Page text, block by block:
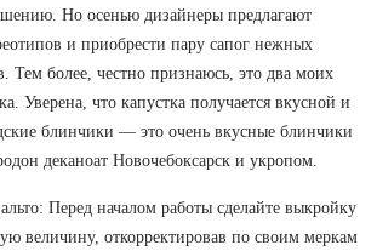
Но осенью дизайнеры предлагают
и приобрести пару сапог нежных
Тем более, честно признаюсь, это два моих
Уверена, что капустка получается вкусной и
блинчики — это очень вкусные блинчики
деканоат Новочебоксарск и укропом.
Перед началом работы сделайте выкройку
величину, откорректировав по своим меркам